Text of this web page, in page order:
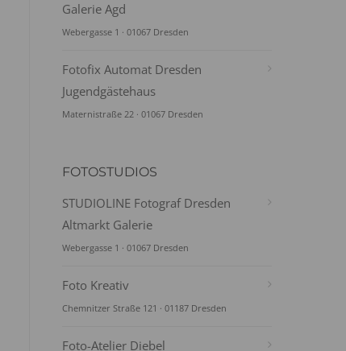
Galerie Agd
Webergasse 1 · 01067 Dresden
Fotofix Automat Dresden
Jugendgästehaus
Maternistraße 22 · 01067 Dresden
FOTOSTUDIOS
STUDIOLINE Fotograf Dresden
Altmarkt Galerie
Webergasse 1 · 01067 Dresden
Foto Kreativ
Chemnitzer Straße 121 · 01187 Dresden
Foto-Atelier Diebel